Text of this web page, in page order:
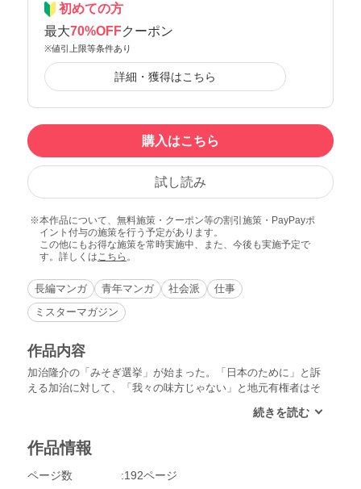
初めての方
最大70%OFFクーポン
※値引上限等条件あり
詳細・獲得はこちら
購入はこちら
試し読み
本作品について、無料施策・クーポン等の割引施策・PayPayポ
イント付与の施策を行う予定があります。
この他にもお得な施策を常時実施中、また、今後も実施予定で
す。詳しくはこちら 。
長編マンガ 青年マンガ 社会派
仕事
ミスターマガジン
作品内容
加治隆介の「みそぎ選挙」が始まった。「日本のために」と訴
える加治に対して、「我々の味方じゃない」と地元有権者はそ
判と、地元への利益還元をうたう。自由と責任党の比例区名簿
作品情報
ページ数
192ページ